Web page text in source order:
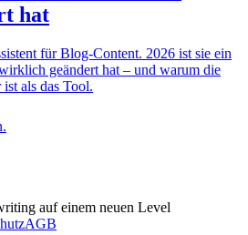
hat
für Blog-Content. 2026 ist sie ein
geändert hat – und warum die
als das Tool.
auf einem neuen Level
AGB